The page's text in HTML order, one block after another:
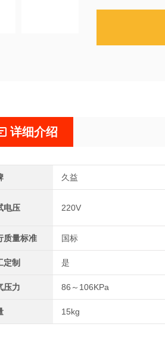
详细介绍
久益
电压 220V
质量标准 国标
定制 是
压力 86～106KPa
15kg